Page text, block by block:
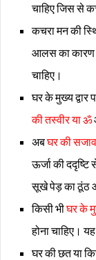
चाहिए जिस से
कचरा मन की
आलस का कारण
चाहिए।
घर के मुख्य द्वार
की तस्वीर या ॐ
अबघर की
ऊर्जा की
सूखे पेड़ का ठूंठ
किसी भीघर के
होना चाहिए।
घर की छत या